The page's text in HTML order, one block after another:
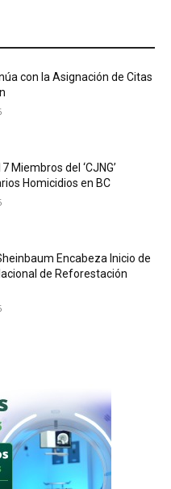
con la Asignación de Citas
Miembros del ‘CJNG’
Homicidios en BC
Encabeza Inicio de
de Reforestación